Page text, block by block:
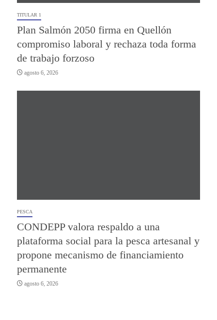
TITULAR 1
Plan Salmón 2050 firma en Quellón
compromiso laboral y rechaza toda forma
de trabajo forzoso
agosto 6, 2026
PESCA
CONDEPP valora respaldo a una
plataforma social para la pesca artesanal y
propone mecanismo de financiamiento
permanente
agosto 6, 2026